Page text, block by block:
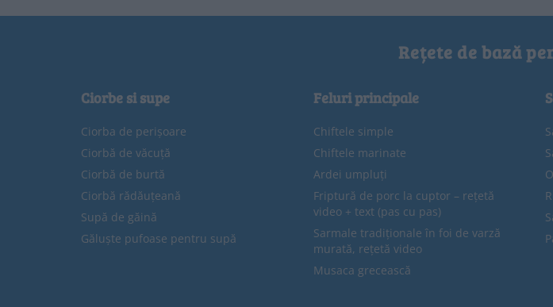
Rețete de bază
Ciorbe si supe
Ciorba de perișoare
Ciorbă de văcuță
Ciorbă de burtă
Ciorbă rădăuțeană
Supă de găină
Găluște pufoase pentru supă
Feluri principale
Chiftele simple
Chiftele marinate
Ardei umpluți
Friptură de porc la cuptor – rețetă
video + text (pas cu pas)
Sarmale tradiționale în foi de varză
murată, rețetă video
Musaca grecească